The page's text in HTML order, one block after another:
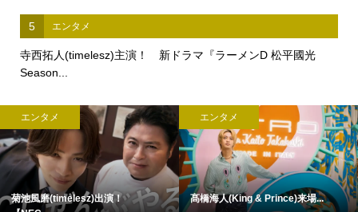
5 エンタメ
寺西拓人(timelesz)主演！ 新ドラマ『ラーメンD 松平國光
Season...
エンタメ
菊池風磨(timelesz)出演！
エンタメ
髙橋海人(King & Prince)来場...